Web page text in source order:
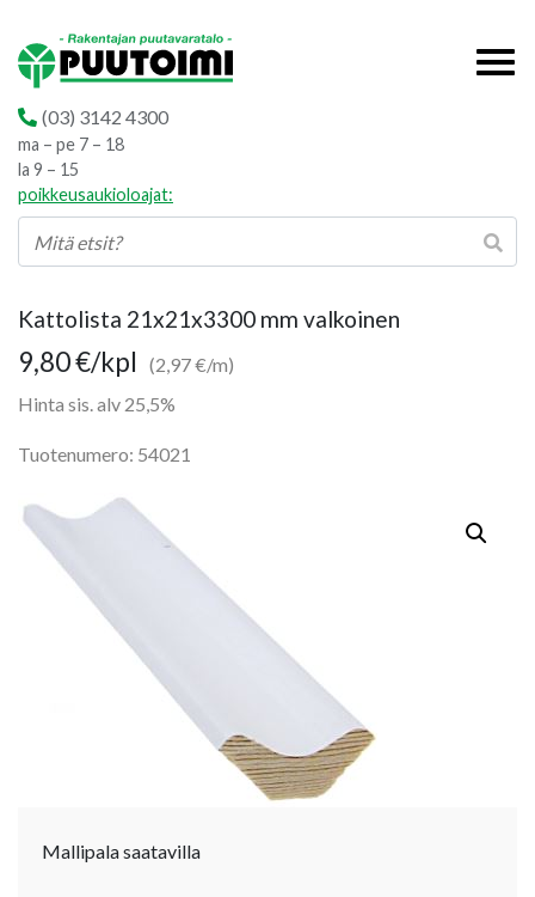
(03) 3142 4300
ma – pe 7 – 18
la 9 – 15
poikkeusaukioloajat:
Kattolista 21x21x3300 mm valkoinen
9,80€/kpl
(2,97 €/m)
Hinta sis. alv 25,5%
Tuotenumero: 54021
Mallipala saatavilla